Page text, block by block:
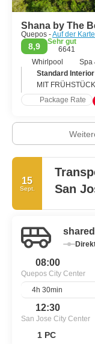
Shana by The
Quepos -Auf der
8,9
Sehr gut
6641
Whirlpool
Spa
Standard Interior
MIT FRÜHSTÜCK
Package Rate
15
Sept.
San
08:00
Quepos City Center
4h 30min
12:30
San Jose City Center
1 PC